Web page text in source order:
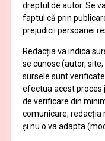
dreptul de autor. Se
faptul că prin
prejudicii persoanei
Redacția va indica
se cunosc (autor,
sursele sunt
efectua acest proces
de verificare din
comunicare,
și nu o va adapta